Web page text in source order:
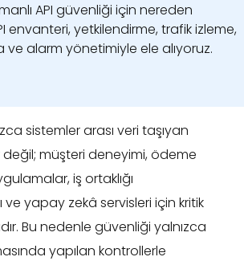
API güvenliği için nereden
envanteri, yetkilendirme, trafik izleme,
ve alarm yönetimiyle ele alıyoruz.
sistemler arası veri taşıyan
değil; müşteri deneyimi, ödeme
iş ortaklığı
yapay zekâ servisleri için kritik
Bu nedenle güvenliği yalnızca
yapılan kontrollerle